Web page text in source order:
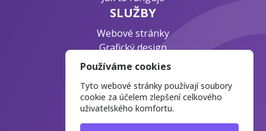
SLUŽBY
Webové stránky
Grafický design
Byznys konzultace
Ochrana osobních údajů
Časté otázky
Blog o webdesignu
Používáme cookies
Tyto webové stránky používají soubory
cookie za účelem zlepšení celkového
uživatelského komfortu.